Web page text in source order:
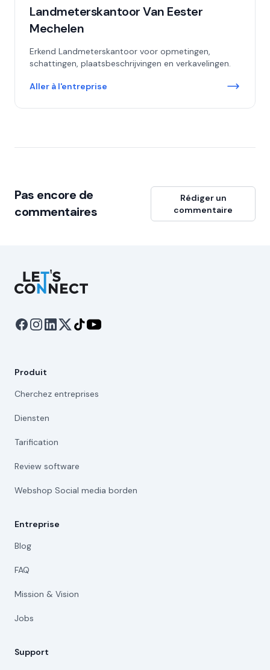
Landmeterskantoor Van Eester
Mechelen
Erkend Landmeterskantoor voor opmetingen,
schattingen, plaatsbeschrijvingen en verkavelingen.
Aller à l'entreprise
Pas encore de
commentaires
Rédiger un
commentaire
Let's Connect
Produit
Cherchez entreprises
Diensten
Tarification
Review software
Webshop Social media borden
Entreprise
Blog
FAQ
Mission & Vision
Jobs
Support